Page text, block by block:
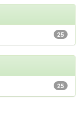
25
25